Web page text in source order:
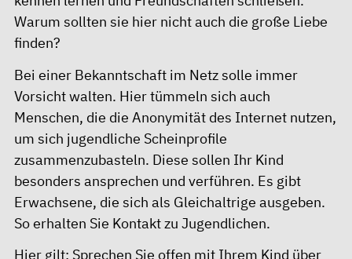
Warum sollten sie hier nicht auch die große Liebe
finden?
Bei einer Bekanntschaft im Netz solle immer
Vorsicht walten. Hier tümmeln sich auch
Menschen, die die Anonymität des Internet nutzen,
um sich jugendliche Scheinprofile
zusammenzubasteln. Diese sollen Ihr Kind
besonders ansprechen und verführen. Es gibt
Erwachsene, die sich als Gleichaltrige ausgeben.
So erhalten Sie Kontakt zu Jugendlichen.
Hier gilt: Sprechen Sie offen mit Ihrem Kind über